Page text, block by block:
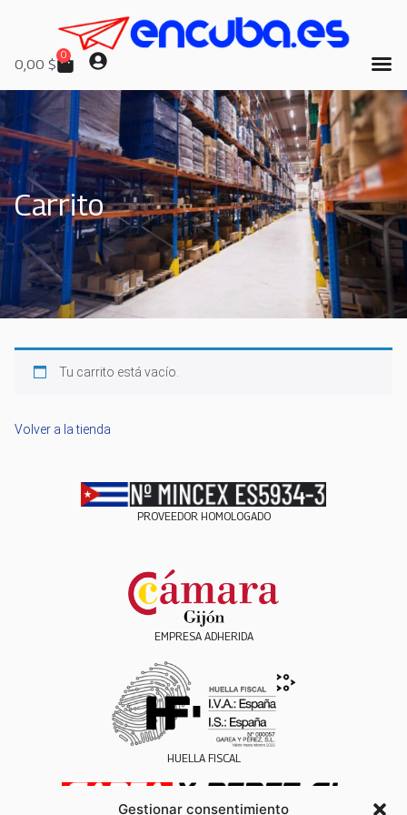
Gestionar consentimiento
0,00 $
0
Carrito
Tu carrito está vacío.
Volver a la tienda
PROVEEDOR HOMOLOGADO
EMPRESA ADHERIDA
HUELLA FISCAL